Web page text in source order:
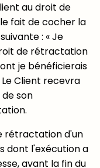
au droit de
fait de cocher la
: « Je
de rétractation
je bénéficierais
Client recevra
son
rétractation d'un
dont l'exécution a
avant la fin du